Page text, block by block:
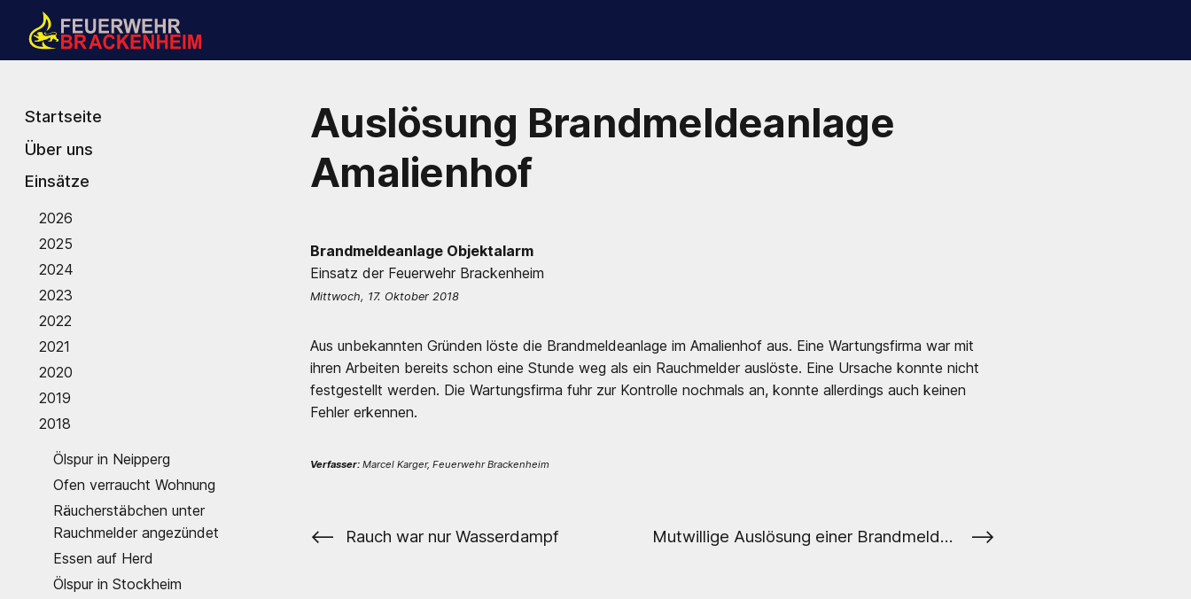
Startseite
Über uns
Einsätze
2026
2025
2024
2023
2022
2021
2020
2019
2018
Ölspur in Neipperg
Ofen verraucht Wohnung
Räucherstäbchen unter
Rauchmelder angezündet
Essen auf Herd
Ölspur in Stockheim
Auslösung Brandmeldeanlage
Amalienhof
Brandmeldeanlage Objektalarm
Einsatz der Feuerwehr Brackenheim
Mittwoch, 17. Oktober 2018
Aus unbekannten Gründen löste die Brandmeldeanlage im Amalienhof aus. Eine Wartungsfirma war mit
ihren Arbeiten bereits schon eine Stunde weg als ein Rauchmelder auslöste. Eine Ursache konnte nicht
festgestellt werden. Die Wartungsfirma fuhr zur Kontrolle nochmals an, konnte allerdings auch keinen
Fehler erkennen.
Verfasser: Marcel Karger, Feuerwehr Brackenheim
⟵ Rauch war nur Wasserdampf Mutwillige Auslösung einer Brandmeldeanlage ⟶